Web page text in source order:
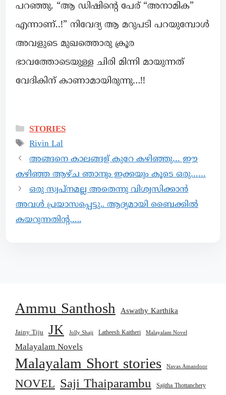
പറഞ്ഞു. “ആ ഡിഷിന്റെ പേര് “അനാമിക”
എന്നാണ്..!” നിവേദ്യ ആ മറുപടി പറയുമ്പോൾ
അവളുടെ മുഖത്തൊരു ക്രൂര
ഭാവത്തോടെയുള്ള ചിരി മിന്നി മായുന്നത്
വേദികിന് കാണാമായിരുന്നു…!!
STORIES
Rivin Lal
അങ്ങനെ കാലങ്ങള് കുറേ കഴിഞ്ഞു… ഈ
കഴിഞ്ഞ ആഴ്ച ഞാനും ഇക്കയും കൂടെ ഒരു……
ഒരു സ്വപ്നമല്ല അതെന്നു വിശ്വസിക്കാൻ
അവൾ പ്രയാസപ്പെട്ടു.. ആദ്യമായി ബൈക്കിൽ
കയറുന്നതിന്റ…..
Ammu Santhosh Aswathy Karthika
Jainy Tiju JK Jolly Shaji Latheesh Kaitheri Malayalam Novel
Malayalam Novels
Malayalam Short stories Navas Amandoor
NOVEL Saji Thaiparambu Sajitha Thottanchery